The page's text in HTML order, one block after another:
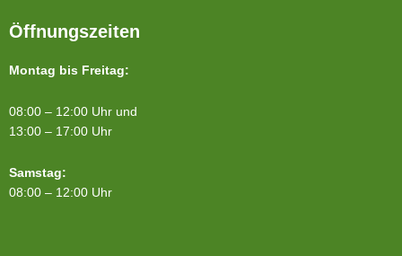
Öffnungszeiten
Montag bis Freitag:
08:00 – 12:00 Uhr und
13:00 – 17:00 Uhr
Samstag:
08:00 – 12:00 Uhr